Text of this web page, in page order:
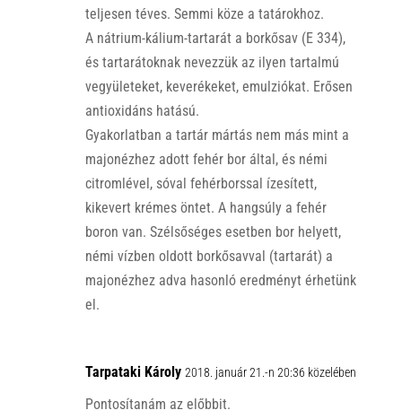
teljesen téves. Semmi köze a tatárokhoz.
A nátrium-kálium-tartarát a borkősav (E 334),
és tartarátoknak nevezzük az ilyen tartalmú
vegyületeket, keverékeket, emulziókat. Erősen
antioxidáns hatású.
Gyakorlatban a tartár mártás nem más mint a
majonézhez adott fehér bor által, és némi
citromlével, sóval fehérborssal ízesített,
kikevert krémes öntet. A hangsúly a fehér
boron van. Szélsőséges esetben bor helyett,
némi vízben oldott borkősavval (tartarát) a
majonézhez adva hasonló eredményt érhetünk
el.
Tarpataki Károly 2018. január 21.-n 20:36 közelében
Pontosítanám az előbbit.